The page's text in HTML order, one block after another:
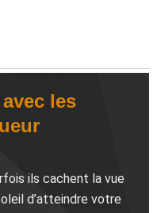
avec les
ils cachent la vue
d’atteindre votre